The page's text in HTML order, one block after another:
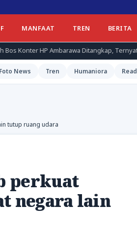
MANFAAT TREN BERITA
Ditangkap, Ternyata Teman Korban
Foto News Tren Humaniora Read
tutup ruang udara
perkuat
negara lain